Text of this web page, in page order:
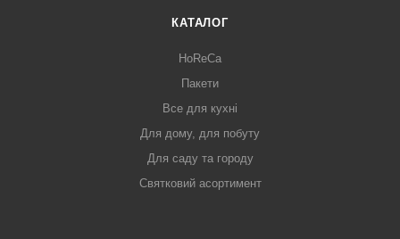
КАТАЛОГ
HoReCa
Пакети
Все для кухні
Для дому, для побуту
Для саду та городу
Святковий асортимент